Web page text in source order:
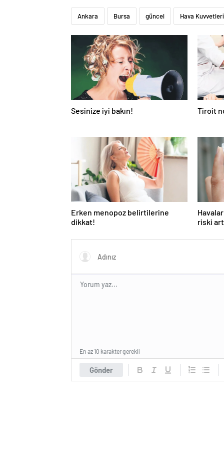
Ankara Bursa güncel Hava
Sesinize iyi bakın! Tiroit
Erken menopoz belirtilerine
dikkat!
Havalar
riski
Gönder
En az 10 karakter gerekli